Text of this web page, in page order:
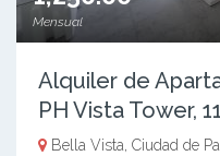
Mensual
Alquiler de
PH Vista Tower,
Bella Vista, Ciudad de